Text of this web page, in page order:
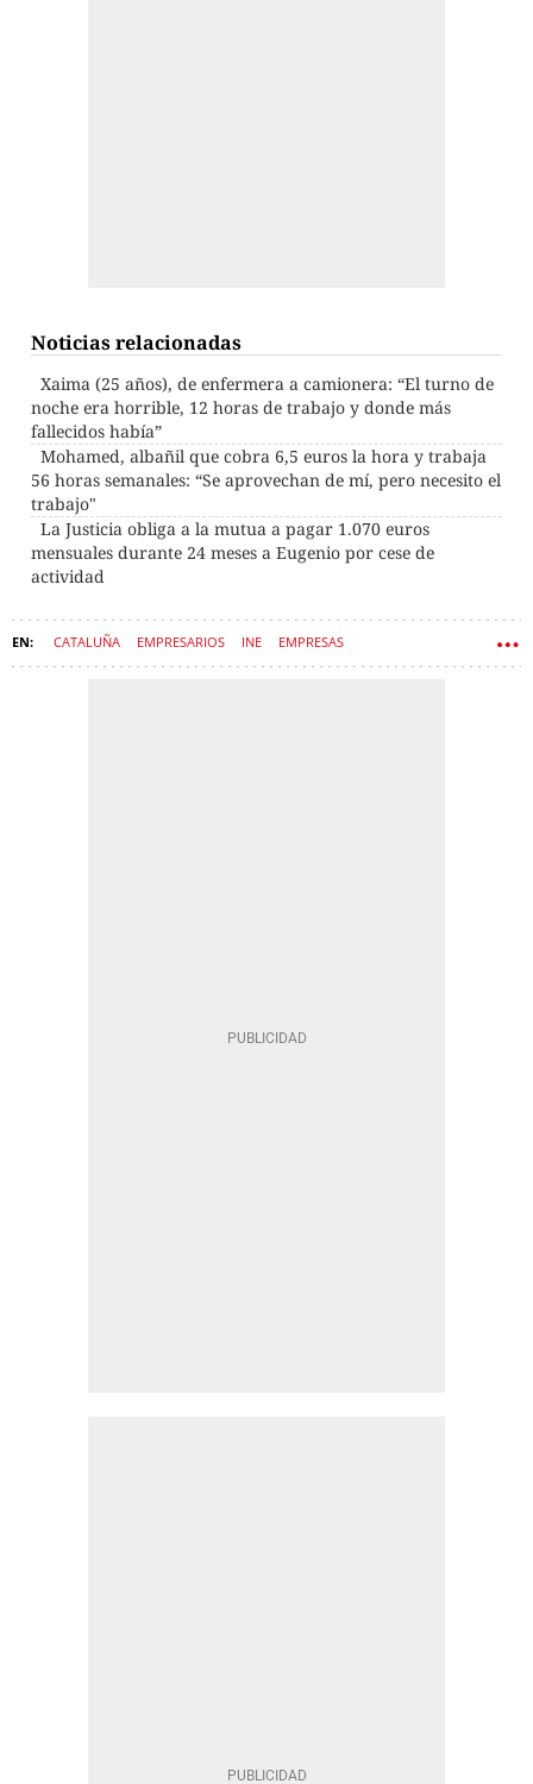
Noticias relacionadas
Xaima (25 años), de enfermera a camionera: “El turno de
noche era horrible, 12 horas de trabajo y donde más
fallecidos había”
Mohamed, albañil que cobra 6,5 euros la hora y trabaja
56 horas semanales: “Se aprovechan de mí, pero necesito el
trabajo"
La Justicia obliga a la mutua a pagar 1.070 euros
mensuales durante 24 meses a Eugenio por cese de
actividad
CATALUÑA EMPRESARIOS INE EMPRESAS